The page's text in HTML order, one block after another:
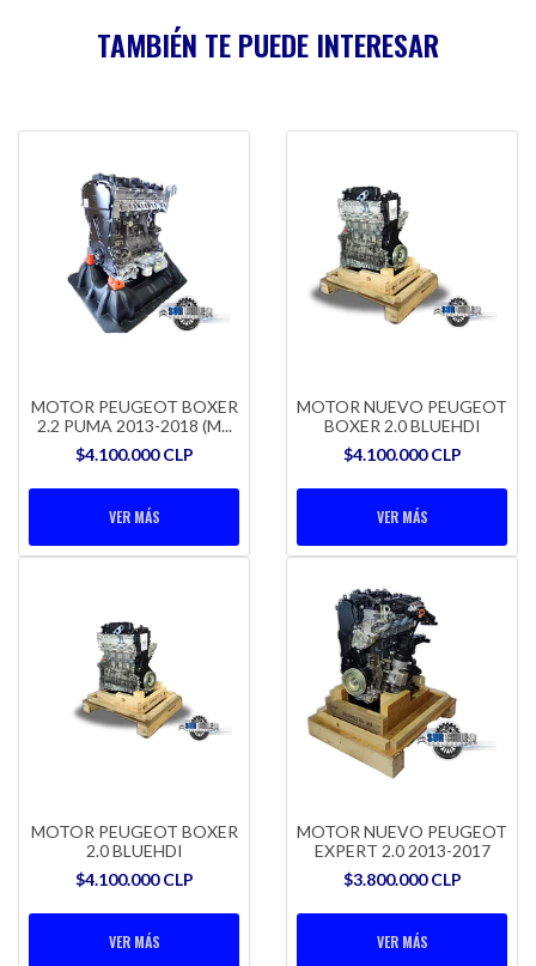
TAMBIÉN TE PUEDE INTERESAR
MOTOR PEUGEOT BOXER
2.2 PUMA 2013-2018 (M...
$4.100.000 CLP
VER MÁS
MOTOR NUEVO PEUGEOT
BOXER 2.0 BLUEHDI
$4.100.000 CLP
VER MÁS
MOTOR PEUGEOT BOXER
2.0 BLUEHDI
$4.100.000 CLP
VER MÁS
MOTOR NUEVO PEUGEOT
EXPERT 2.0 2013-2017
$3.800.000 CLP
VER MÁS